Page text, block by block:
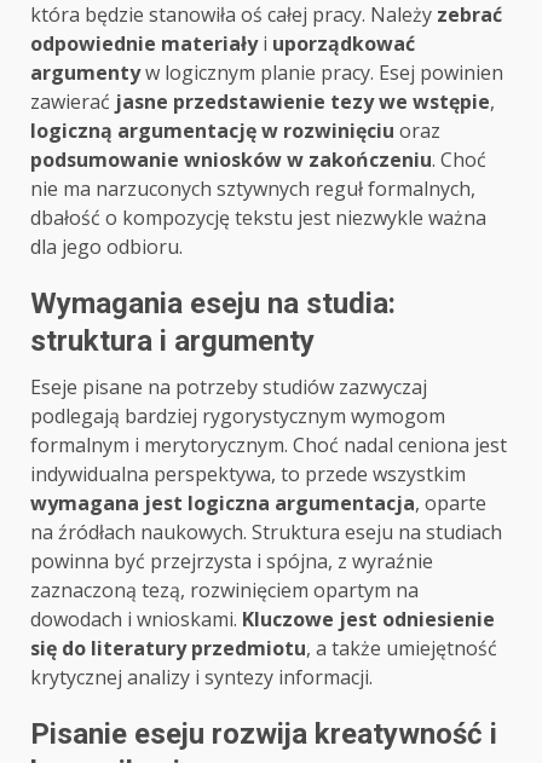
która będzie stanowiła oś całej pracy. Należy zebrać
odpowiednie materiałyi uporządkować
argumentyw logicznym planie pracy. Esej powinien
zawierać jasne przedstawienie tezy we wstępie,
logiczną argumentację w rozwinięciu oraz
podsumowanie wniosków w zakończeniu. Choć
nie ma narzuconych sztywnych reguł formalnych,
dbałość o kompozycję tekstu jest niezwykle ważna
dla jego odbioru.
Wymagania eseju na studia:
struktura i argumenty
Eseje pisane na potrzeby studiów zazwyczaj
podlegają bardziej rygorystycznym wymogom
formalnym i merytorycznym. Choć nadal ceniona jest
indywidualna perspektywa, to przede wszystkim
wymagana jest logiczna argumentacja, oparte
na źródłach naukowych. Struktura eseju na studiach
powinna być przejrzysta i spójna, z wyraźnie
zaznaczoną tezą, rozwinięciem opartym na
dowodach i wnioskami. Kluczowe jest odniesienie
się do literatury przedmiotu, a także umiejętność
krytycznej analizy i syntezy informacji.
Pisanie eseju rozwija kreatywność i